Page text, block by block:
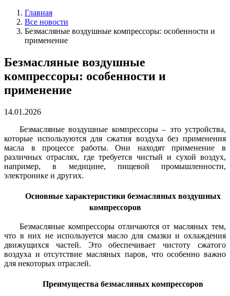
Главная
Все новости
Безмасляные воздушные компрессоры: особенности и
применение
Безмасляные воздушные
компрессоры: особенности и
применение
14.01.2026
Безмасляные воздушные компрессоры – это устройства,
которые используются для сжатия воздуха без применения
масла в процессе работы. Они находят применение в
различных отраслях, где требуется чистый и сухой воздух,
например, в медицине, пищевой промышленности,
электронике и других.
Основные характеристики безмасляных воздушных
компрессоров
Безмасляные компрессоры отличаются от масляных тем,
что в них не используется масло для смазки и охлаждения
движущихся частей. Это обеспечивает чистоту сжатого
воздуха и отсутствие масляных паров, что особенно важно
для некоторых отраслей.
Преимущества безмасляных компрессоров